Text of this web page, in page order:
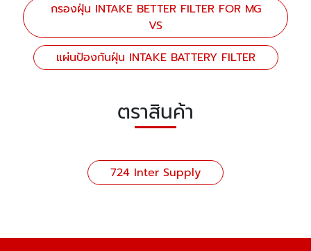
กรองฝุ่น INTAKE BETTER FILTER FOR MG
VS
แผ่นป้องกันฝุ่น INTAKE BATTERY FILTER
ตราสินค้า
724 Inter Supply